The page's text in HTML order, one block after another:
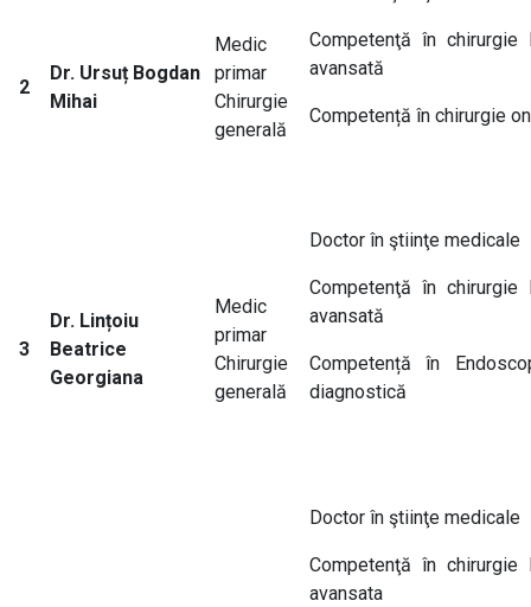
2
Dr. Ursuț Bogdan
Mihai
Medic
primar
Chirurgie
generală
Competenţă în chirurgie
avansată
Competență în chirurgie
3
Dr. Lințoiu
Beatrice
Georgiana
Medic
primar
Chirurgie
generală
Doctor în ştiinţe medicale
Competenţă în chirurgie
avansată
Competență în
diagnostică
Doctor în ştiinţe medicale
Competenţă în chirurgie
avansata